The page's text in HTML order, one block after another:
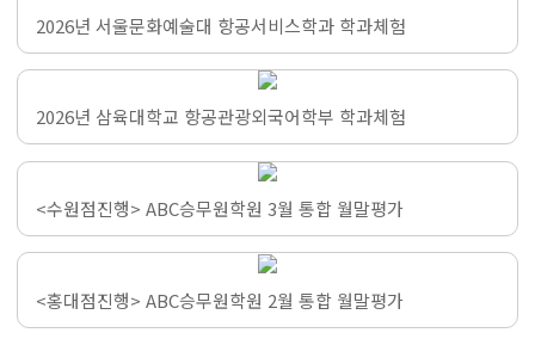
2026년 서울문화예술대 항공서비스학과 학과체험
2026년 삼육대학교 항공관광외국어학부 학과체험
<수원점진행> ABC승무원학원 3월 통합 월말평가
<홍대점진행> ABC승무원학원 2월 통합 월말평가